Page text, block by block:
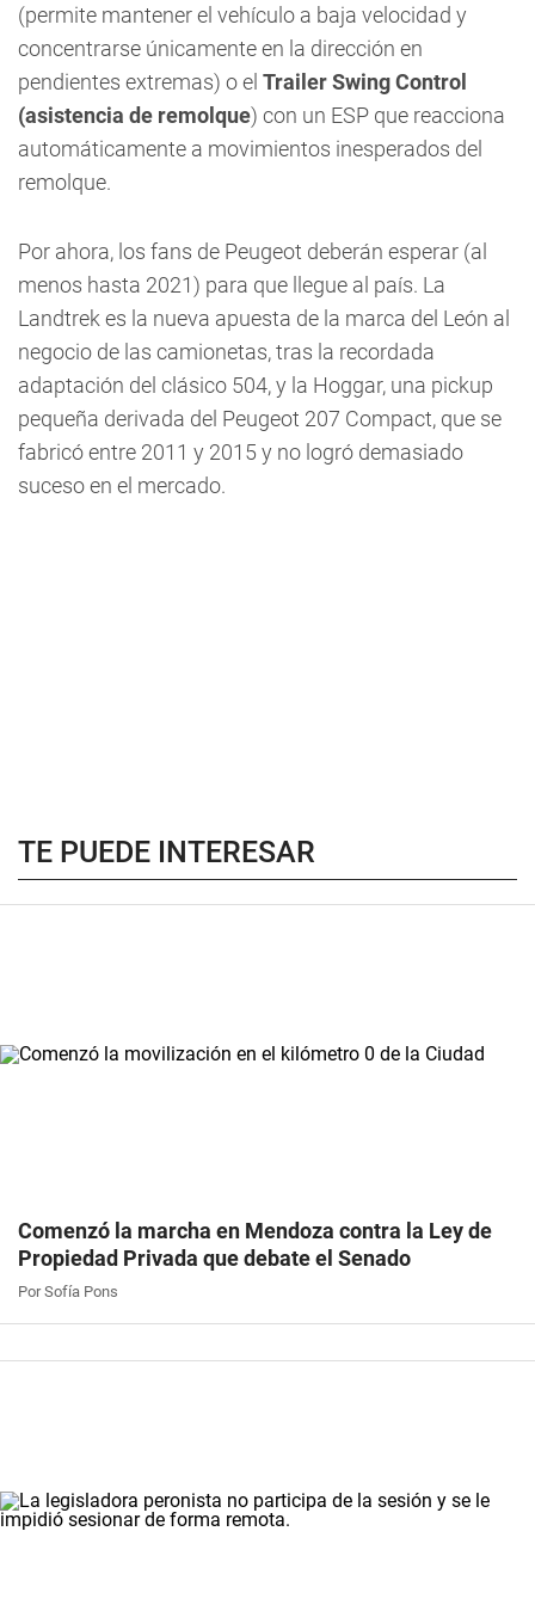
(permite mantener el vehículo a baja velocidad y
concentrarse únicamente en la dirección en
pendientes extremas) o el Trailer Swing Control
(asistencia de remolque) con un ESP que reacciona
automáticamente a movimientos inesperados del
remolque.
Por ahora, los fans de Peugeot deberán esperar (al
menos hasta 2021) para que llegue al país. La
Landtrek es l a nueva apuesta de la marca del León al
negocio de las camionetas, tras la recordada
adaptación del clásico 504, y la Hoggar, una pickup
pequeña derivada del Peugeot 207 Compact, que se
fabricó entre 2011 y 2015 y no logró demasiado
suceso en el mercado.
TE PUEDE INTERESAR
Comenzó la marcha en Mendoza contra la Ley de
Propiedad Privada que debate el Senado
Por Sofía Pons